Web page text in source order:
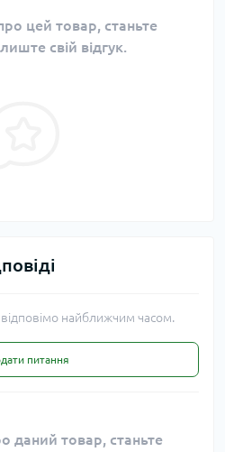
цей товар, станьте
свій відгук.
найближчим часом.
питання
даний товар, станьте